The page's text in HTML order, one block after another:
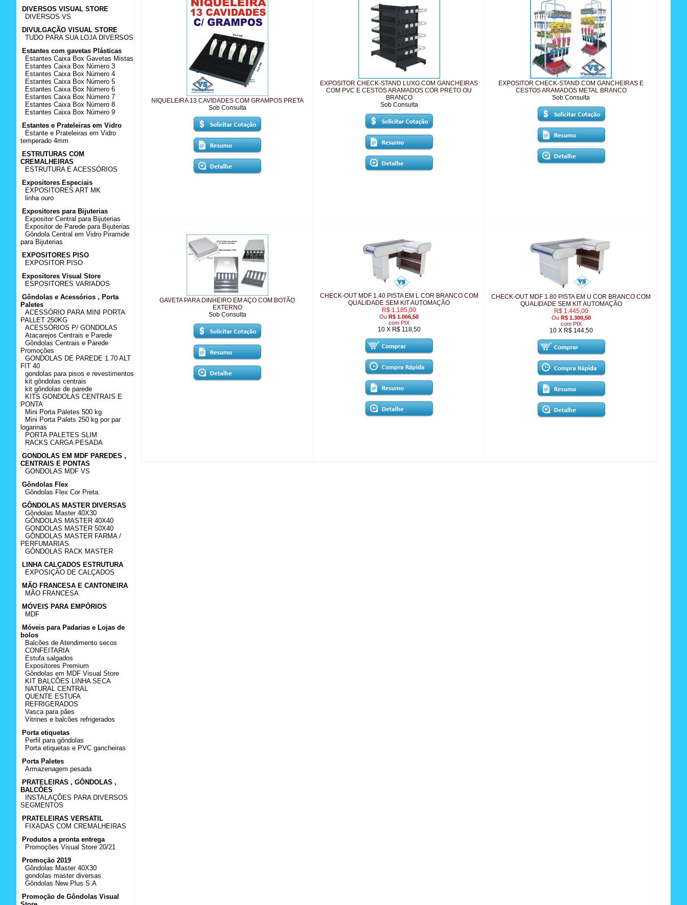
DIVERSOS VISUAL STORE
DIVERSOS VS
DIVULGAÇÃO VISUAL STORE
TUDO PARA SUA LOJA DIVERSOS
Estantes com gavetas Plásticas
Estantes Caixa Box Gavetas Mistas
Estantes Caixa Box Número 3
Estantes Caixa Box Número 4
Estantes Caixa Box Número 5
Estantes Caixa Box Número 6
Estantes Caixa Box Número 7
Estantes Caixa Box Número 8
Estantes Caixa Box Número 9
Estantes e Prateleiras em Vidro
Estante e Prateleiras em Vidro
temperado 4mm
ESTRUTURAS COM
CREMALHEIRAS
ESTRUTURA E ACESSÓRIOS
Expositores Especiais
EXPOSITORES ART MK
linha ouro
Expositores para Bijuterias
Expositor Central para Bijuterias
Expositor de Parede para Bijuterias
Gôndola Central em Vidro Piramide
para Bijuterias
EXPOSITORES PISO
EXPOSITOR PISO
Expositores Visual Store
ESPOSITORES VARIADOS
Gôndolas e Acessórios , Porta
Paletes
ACESSÓRIO PARA MINI PORTA
PALLET 250KG
ACESSÓRIOS P/ GONDOLAS
Atacarejos Centrais e Parede
Gôndolas Centrais e Parede
Promoções
GONDOLAS DE PAREDE 1.70 ALT
FIT 40
gondolas para pisos e revestimentos
kit gôndolas centrais
kit gôndolas de parede
KITS GONDOLAS CENTRAIS E
PONTA
Mini Porta Paletes 500 kg
Mini Porta Palets 250 kg por par
logarinas
PORTA PALETES SLIM
RACKS CARGA PESADA
GONDOLAS EM MDF PAREDES ,
CENTRAIS E PONTAS
GONDOLAS MDF VS
Gôndolas Flex
Gôndolas Flex Cor Preta.
GÔNDOLAS MASTER DIVERSAS
Gôndolas Master 40X30
GÔNDOLAS MASTER 40X40
GONDOLAS MASTER 50X40
GÔNDOLAS MASTER FARMA /
PERFUMARIAS
GÔNDOLAS RACK MASTER
LINHA CALÇADOS ESTRUTURA
EXPOSIÇÃO DE CALÇADOS
MÃO FRANCESA E CANTONEIRA
MÃO FRANCESA
MÓVEIS PARA EMPÓRIOS
MDF
Móveis para Padarias e Lojas de
bolos
Balcões de Atendimento secos
CONFEITARIA
Estufa salgados
Expositores Premium
Gôndolas em MDF Visual Store
KIT BALCÕES LINHA SECA
NATURAL CENTRAL
QUENTE ESTUFA
REFRIGERADOS
Vasca para pães
Vitrines e balcões refrigerados
Porta etiquetas
Perfil para gôndolas
Porta etiquetas e PVC gancheiras
Porta Paletes
Armazenagem pesada
PRATELEIRAS , GÔNDOLAS ,
BALCÕES
INSTALAÇÕES PARA DIVERSOS
SEGMENTOS
PRATELEIRAS VERSATIL
FIXADAS COM CREMALHEIRAS
Produtos a pronta entrega
Promoções Visual Store 20/21
Promoção 2019
Gôndolas Master 40X30
gondolas master diversas
Gôndolas New Plus S.A
Promoção de Gôndolas Visual
NIQUELEIRA 13 CAVIDADES COM GRAMPOS PRETA
Sob Consulta
EXPOSITOR CHECK-STAND LUXO COM GANCHEIRAS
COM PVC E CESTOS ARAMADOS COR PRETO OU
BRANCO
Sob Consulta
EXPOSITOR CHECK-STAND COM GANCHEIRAS E
CESTOS ARAMADOS METAL BRANCO
Sob Consulta
GAVETA PARA DINHEIRO EM AÇO COM BOTÃO
EXTERNO
Sob Consulta
CHECK-OUT MDF 1.40 PISTA EM L COR BRANCO COM
QUALIDADE SEM KIT AUTOMAÇÃO
R$ 1.185,00
OuR$ 1.066,50
com PIX
10 X R$ 118,50
CHECK-OUT MDF 1.80 PISTA EM U COR BRANCO COM
QUALIDADE SEM KIT AUTOMAÇÃO
R$ 1.445,00
Ou R$ 1.300,50
com PIX
10 X R$ 144,50